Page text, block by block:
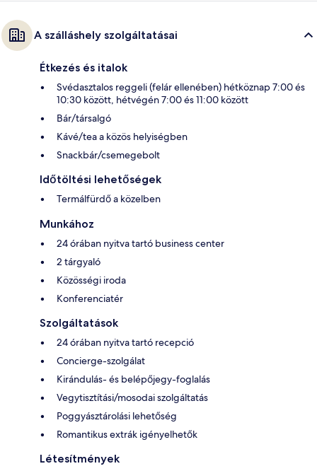
A szálláshely szolgáltatásai
Étkezés és italok
Svédasztalos reggeli (felár ellenében) hétköznap 7:00 és
10:30 között, hétvégén 7:00 és 11:00 között
Bár/társalgó
Kávé/tea a közös helyiségben
Snackbár/csemegebolt
Időtöltési lehetőségek
Termálfürdő a közelben
Munkához
24 órában nyitva tartó business center
2 tárgyaló
Közösségi iroda
Konferenciatér
Szolgáltatások
24 órában nyitva tartó recepció
Concierge-szolgálat
Kirándulás- és belépőjegy-foglalás
Vegytisztítási/mosodai szolgáltatás
Poggyásztárolási lehetőség
Romantikus extrák igényelhetők
Létesítmények